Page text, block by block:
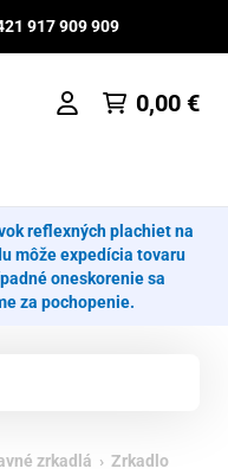
917 909 909
0,00 €
reflexných plachiet na
môže expedícia tovaru
oneskorenie sa
za pochopenie.
zrkadlá › Zrkadlo